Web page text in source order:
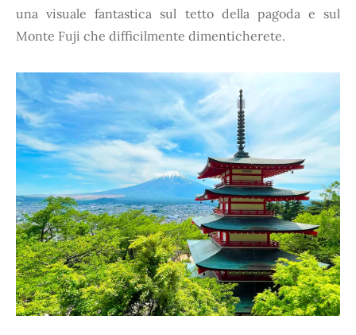
una visuale fantastica sul tetto della pagoda e sul
Monte Fuji che difficilmente dimenticherete.